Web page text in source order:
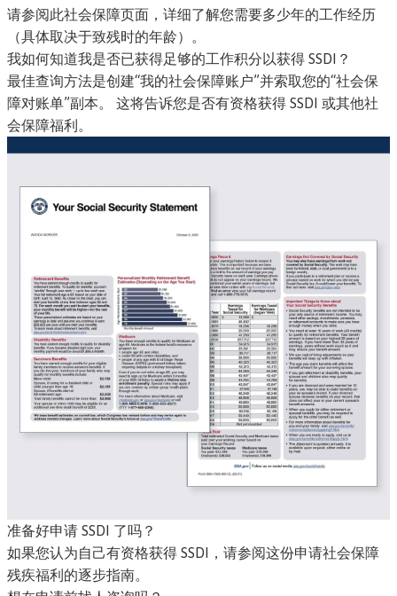
请参阅此社会保障页面，详细了解您需要多少年的工作经历
（具体取决于致残时的年龄）
。
我如何知道我是否已获得足够的工作积分以获得 SSDI？
最佳查询方法是创建“我的社会保障账户”并索取您的“社会保
障对账单”副本。 这将告诉您是否有资格获得 SSDI 或其他社
会保障福利。
准备好申请 SSDI 了吗？
如果您认为自己有资格获得 SSDI，请参阅这份申请社会保障
残疾福利的逐步指南。